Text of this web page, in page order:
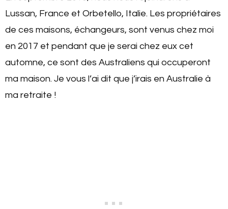
Lussan, France et Orbetello, Italie. Les propriétaires
de ces maisons, échangeurs, sont venus chez moi
en 2017 et pendant que je serai chez eux cet
automne, ce sont des Australiens qui occuperont
ma maison. Je vous l’ai dit que j’irais en Australie à
ma retraite !